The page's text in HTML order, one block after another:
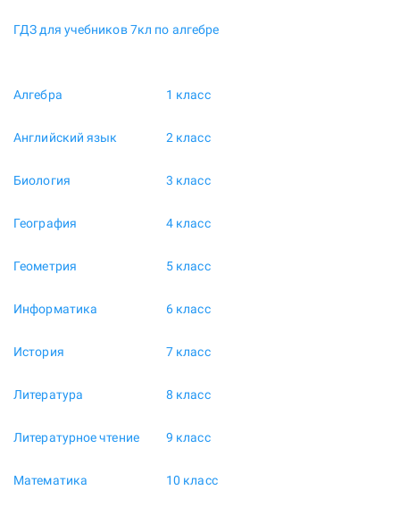
ГДЗ для учебников 7кл по алгебре
Алгебра
Английский язык
Биология
География
Геометрия
Информатика
История
Литература
Литературное чтение
Математика
1 класс
2 класс
3 класс
4 класс
5 класс
6 класс
7 класс
8 класс
9 класс
10 класс